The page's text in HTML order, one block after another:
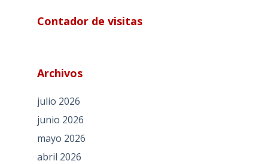
Contador de visitas
Archivos
julio 2026
junio 2026
mayo 2026
abril 2026